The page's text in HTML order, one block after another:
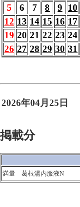
5
6 7 8 9 10
12 13 14 15 16 17
19 20 21 22 23 24
26 27 28 29 30 31
2026年04月25日
掲載分
満量 葛根湯内服液N